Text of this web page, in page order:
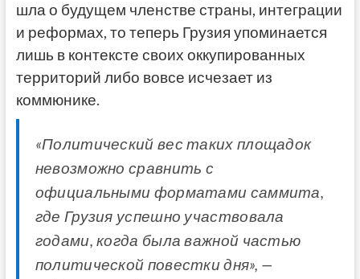
шла о будущем членстве страны, интеграции
и реформах, то теперь Грузия упоминается
лишь в контексте своих оккупированных
территорий либо вовсе исчезает из
коммюнике.
«Политический вес таких площадок
невозможно сравнить с
официальными форматами саммита,
где Грузия успешно участвовала
годами, когда была важной частью
политической повестки дня», —